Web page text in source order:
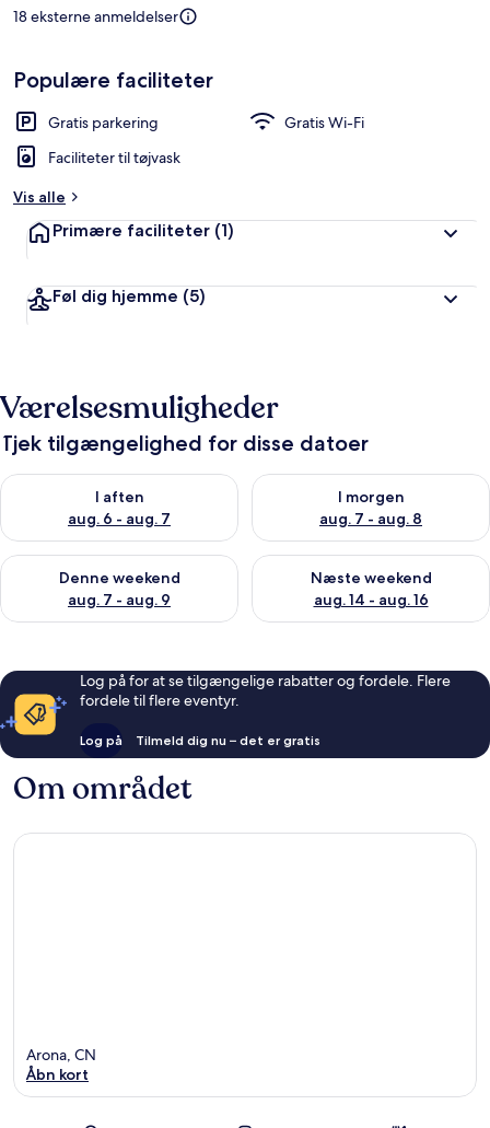
18 eksterne anmeldelser
Populære faciliteter
Gratis parkering
Gratis Wi-Fi
Faciliteter til tøjvask
Vis alle
Primære faciliteter (1)
Føl dig hjemme (5)
Værelsesmuligheder
Tjek tilgængelighed for disse datoer
I aften
aug. 6 - aug. 7
Tjek tilgængelighed for i aften aug. 6 - aug. 7
I morgen
aug. 7 - aug. 8
Tjek tilgængelighed for i
Denne weekend
aug. 7 - aug. 9
Tjek tilgængelighed for denne weekend aug. 7 - aug. 9
Næste weekend
aug. 14 - aug. 16
Tjek tilgængelighed for næste
Log på for at se tilgængelige rabatter og fordele. Flere
fordele til flere eventyr.
Log på Tilmeld dig nu – det er gratis
Om området
Arona, CN
Åbn kort